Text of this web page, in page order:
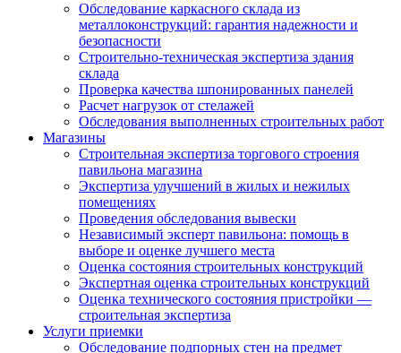
Обследование каркасного склада из
металлоконструкций: гарантия надежности и
безопасности
Строительно-техническая экспертиза здания
склада
Проверка качества шпонированных панелей
Расчет нагрузок от стелажей
Обследования выполненных строительных работ
Магазины
Строительная экспертиза торгового строения
павильона магазина
Экспертиза улучшений в жилых и нежилых
помещениях
Проведения обследования вывески
Независимый эксперт павильона: помощь в
выборе и оценке лучшего места
Оценка состояния строительных конструкций
Экспертная оценка строительных конструкций
Оценка технического состояния пристройки —
строительная экспертиза
Услуги приемки
Обследование подпорных стен на предмет